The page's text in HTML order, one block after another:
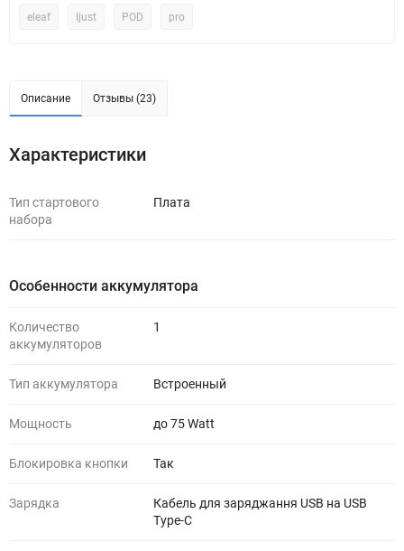
eleaf Ijust POD pro
Описание Отзывы (23)
Характеристики
Тип стартового
набора
Плата
Особенности аккумулятора
Количество
аккумуляторов
1
Тип аккумулятора Встроенный
Мощность до 75 Watt
Блокировка кнопки Так
Зарядка
Кабель для заряджання USB на USB
Type-C